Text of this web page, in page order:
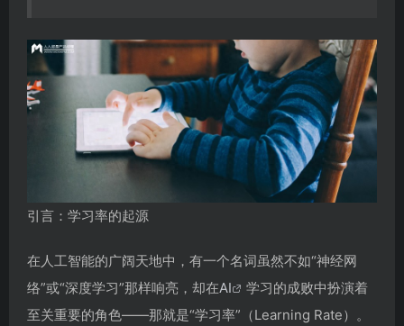
引言：学习率的起源
在人工智能的广阔天地中，有一个名词虽然不如“神经网
络”或“深度学习”那样响亮，却在AI
学习的成败中扮演着
至关重要的角色——那就是“学习率”（Learning Rate）。